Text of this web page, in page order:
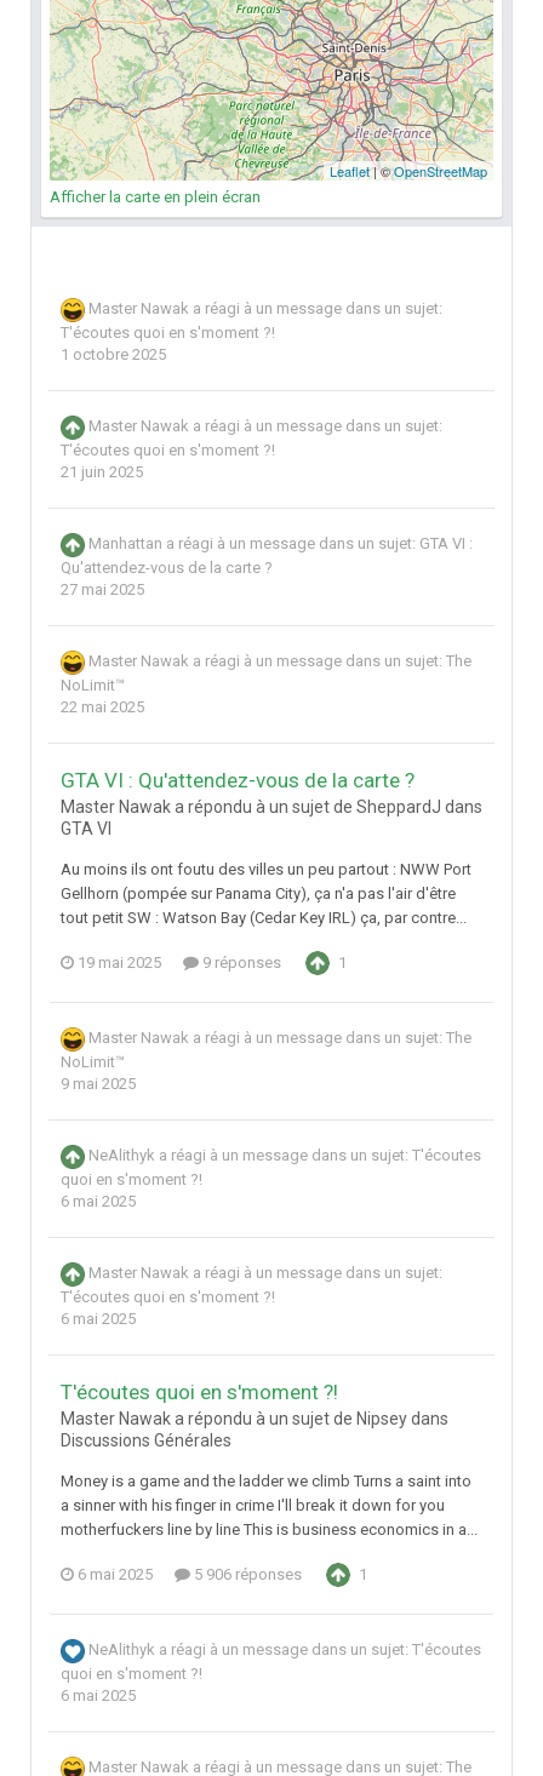
Afficher la carte en plein écran
Master Nawak a réagi à un message dans un sujet:
T'écoutes quoi en s'moment ?!
1 octobre 2025
Master Nawak a réagi à un message dans un sujet:
T'écoutes quoi en s'moment ?!
21 juin 2025
Manhattan a réagi à un message dans un sujet: GTA VI :
Qu'attendez-vous de la carte ?
27 mai 2025
Master Nawak a réagi à un message dans un sujet: The
NoLimit™
22 mai 2025
GTA VI : Qu'attendez-vous de la carte ?
Master Nawak a répondu à un sujet de SheppardJ dans
GTA VI
Au moins ils ont foutu des villes un peu partout : NWW Port
Gellhorn (pompée sur Panama City), ça n'a pas l'air d'être
tout petit SW : Watson Bay (Cedar Key IRL) ça, par contre...
19 mai 2025 9 réponses 1
Master Nawak a réagi à un message dans un sujet: The
NoLimit™
9 mai 2025
NeAlithyk a réagi à un message dans un sujet: T'écoutes
quoi en s'moment ?!
6 mai 2025
Master Nawak a réagi à un message dans un sujet:
T'écoutes quoi en s'moment ?!
6 mai 2025
T'écoutes quoi en s'moment ?!
Master Nawak a répondu à un sujet de Nipsey dans
Discussions Générales
Money is a game and the ladder we climb Turns a saint into
a sinner with his finger in crime I'll break it down for you
motherfuckers line by line This is business economics in a...
6 mai 2025 5 906 réponses 1
NeAlithyk a réagi à un message dans un sujet: T'écoutes
quoi en s'moment ?!
6 mai 2025
Master Nawak a réagi à un message dans un sujet: The